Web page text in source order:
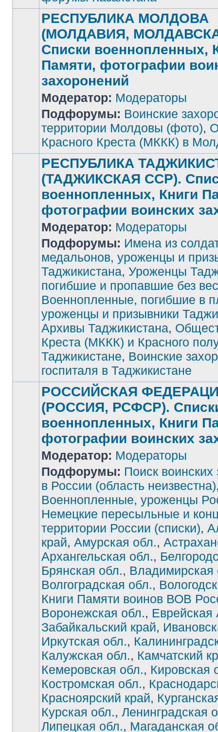
непрочитанных
сообщений
РЕСПУБЛИКА МОЛДОВА
(МОЛДАВИЯ,
Списки военнопленных,
Памяти, фотографии
захоронений
Модератор: Модераторы
Подфорумы: Воинские
территории Молдовы (фото),
Красного Креста (МККК) в
Нет
непрочитанных
сообщений
РЕСПУБЛИКА
(ТАДЖИКСКАЯ ССР).
военнопленных, Книги
фотографии воинских
Модератор: Модераторы
Подфорумы: Имена из
медальонов, уроженцы и
Таджикистана, Уроженцы
погибшие и пропавшие без
Военнопленные, погибшие в
уроженцы и призывники
Архивы Таджикистана,
Креста (МККК) и Красного
Таджикистане, Воинские
госпиталя в Таджикистане
РОССИЙСКАЯ
(РОССИЯ, РСФСР).
военнопленных, Книги
фотографии воинских
Модератор: Модераторы
Подфорумы: Поиск
в России (область неизвестна)
Военнопленные, уроженцы
Немецкие пересыльные и
территории России (списки),
край, Амурская обл.,
Архангельская обл.,
Брянская обл., Владимирская
Волгоградская обл.,
Книги Памяти воинов ВОВ
Воронежская обл.,
Забайкальский край,
Иркутская обл.,
Калужская обл., Камчатский
Кемеровская обл., Кировская
Костромская обл.,
Красноярский край,
Курская обл., Ленинградская
Липецкая обл., Магаданская